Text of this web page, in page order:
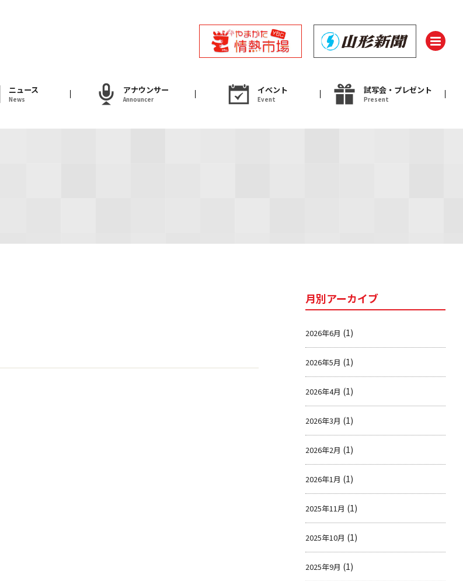
ニュース
News
アナウンサー
Announcer
イベント
Event
試写会・プレゼント
Present
アナウンサー
Announcer
試写会・プレゼント
月別アーカイブ
2026年6月 (1)
2026年5月 (1)
2026年4月 (1)
2026年3月 (1)
2026年2月 (1)
2026年1月 (1)
2025年11月 (1)
2025年10月 (1)
2025年9月 (1)